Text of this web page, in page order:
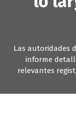
Las autoridades
informe
relevantes